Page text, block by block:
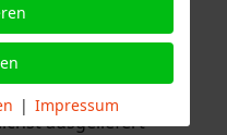
eines
Digitalisierung hält
schon beschafften
der Freiwilligen
ausgeliefert
| Impressum